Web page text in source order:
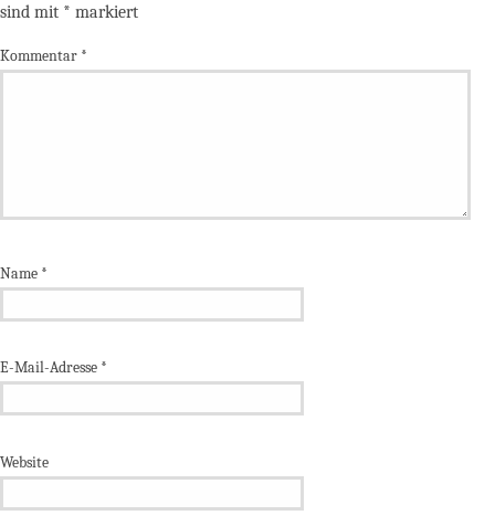
sind mit * markiert
Kommentar *
Name *
E-Mail-Adresse *
Website